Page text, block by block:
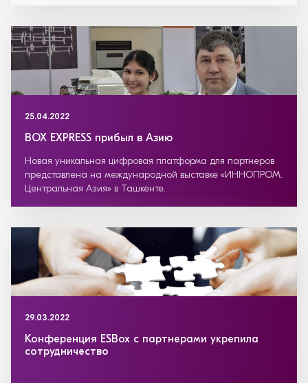
25.04.2022
BOX EXPRESS прибыл в Азию
Новая уникальная цифровая платформа для партнеров
представлена на международной выставке «ИННОПРОМ.
Центральная Азия» в Ташкенте.
29.03.2022
Конференция ESBox с партнерами укрепила
сотрудничество